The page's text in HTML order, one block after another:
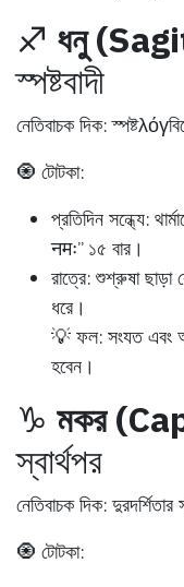
♐ ধনু
স্পষ্টবাদী
নেতিবাচক দিক:
🧿 টোটকা:
প্রতিদিন সন্ধ্যে:
नमः” ১৫ বার।
রাত্রে:শুশ্রুষা ছাড়া
ধরে।
💡 ফল: সংযত এবং
হবেন।
♑ মকর
স্বার্থপর
নেতিবাচক দিক: দুরদর্শিতার
🧿 টোটকা: